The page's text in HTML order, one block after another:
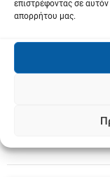
επιστρέφοντας σε
απορρήτου μας.